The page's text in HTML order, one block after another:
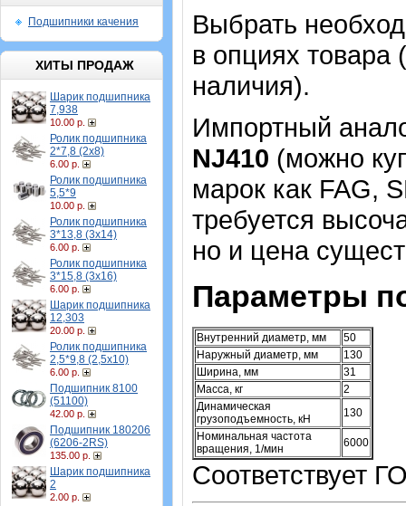
Подшипники качения
ХИТЫ ПРОДАЖ
Шарик подшипника
7,938
10.00 р.
Ролик подшипника
2*7,8 (2х8)
6.00 р.
Ролик подшипника
5,5*9
10.00 р.
Ролик подшипника
3*13,8 (3х14)
6.00 р.
Ролик подшипника
3*15,8 (3х16)
6.00 р.
Шарик подшипника
12,303
20.00 р.
Ролик подшипника
2,5*9,8 (2,5х10)
6.00 р.
Подшипник 8100
(51100)
42.00 р.
Подшипник 180206
(6206-2RS)
135.00 р.
Шарик подшипника
2
2.00 р.
Выбрать
в опциях товара
наличия).
Импортный
NJ410 (можно
марок как FAG,
требуется
но и цена
Параметры
Внутренний диаметр, мм
50
Наружный диаметр, мм
130
Ширина, мм
31
Масса, кг
2
Динамическая
грузоподъемность, кН
130
Номинальная частота
вращения, 1/мин
6000
Соответствует